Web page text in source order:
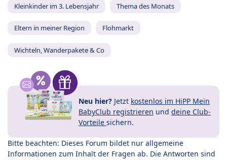
Kleinkinder im 3. Lebensjahr Thema des Monats
Eltern in meiner Region Flohmarkt
Wichteln, Wanderpakete & Co
Neu hier? Jetzt kostenlos im HiPP Mein
BabyClub registrieren und deine Club-
Vorteile sichern.
Bitte beachten: Dieses Forum bildet nur allgemeine
Informationen zum Inhalt der Fragen ab. Die Antworten sind